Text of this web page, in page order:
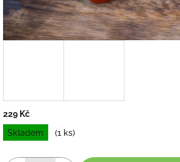
229 Kč
Měrná
cena:
Skladem (1 ks)